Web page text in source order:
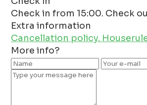
Check in from 15:00. Check
Extra information
Cancellation policy.
More info?